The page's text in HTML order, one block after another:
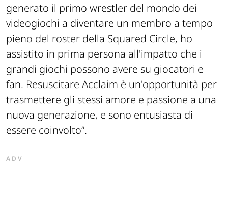
generato il primo wrestler del mondo dei
videogiochi a diventare un membro a tempo
pieno del roster della Squared Circle, ho
assistito in prima persona all'impatto che i
grandi giochi possono avere su giocatori e
fan. Resuscitare Acclaim è un'opportunità per
trasmettere gli stessi amore e passione a una
nuova generazione, e sono entusiasta di
essere coinvolto”.
ADV